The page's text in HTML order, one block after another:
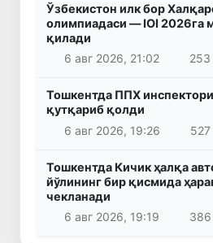
Ўзбекистон илк бор
олимпиадаси — IOI 2026га
қилади
6 авг 2026, 21:02
253
Тошкентда ППХ
қутқариб қолди
6 авг 2026, 19:26
527
Тошкентда Кичик ҳалқа
йўлининг бир қисмида
чекланади
6 авг 2026, 19:19
386